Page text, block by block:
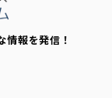
報を発信！